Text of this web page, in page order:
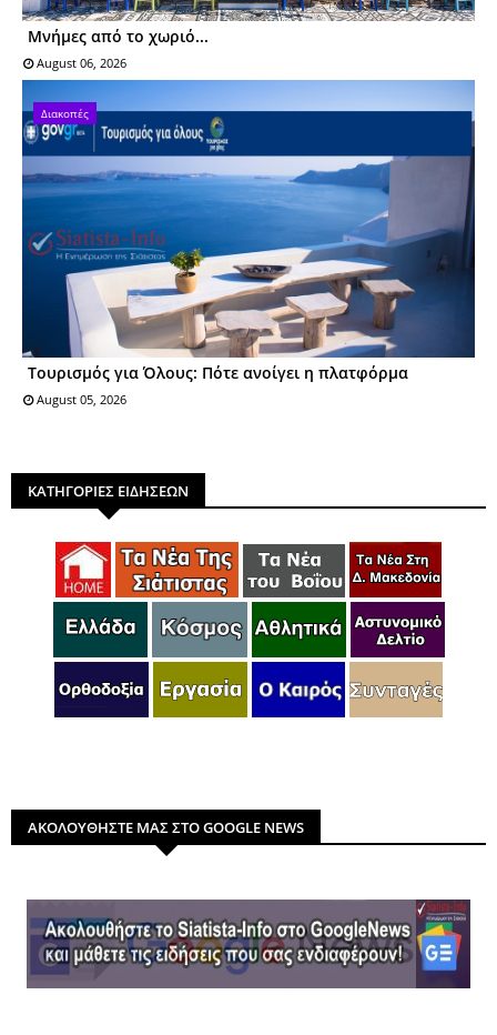
Μνήμες από το χωριό...
August 06, 2026
Διακοπές
Τουρισμός για Όλους: Πότε ανοίγει η πλατφόρμα
August 05, 2026
ΚΑΤΗΓΟΡΙΕΣ ΕΙΔΗΣΕΩΝ
ΑΚΟΛΟΥΘΗΣΤΕ ΜΑΣ ΣΤΟ GOOGLE NEWS